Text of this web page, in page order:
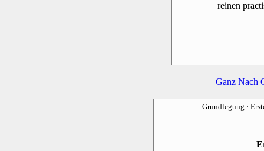
reinen
Ganz Nach
Grundlegung ·